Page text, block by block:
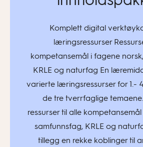
Komplett digital
læringsressurser
kompetansemål i fagene
KRLE og naturfag En
varierte læringsressurser for 1.-
de tre tverrfaglige
ressurser til alle
samfunnsfag, KRLE og
tillegg en rekke koblinger til